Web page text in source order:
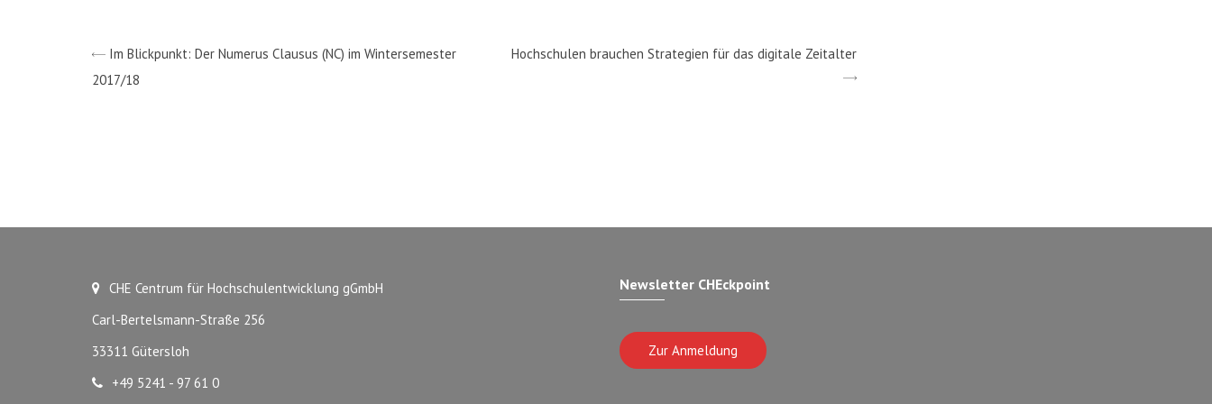
Im Blickpunkt: Der Numerus Clausus (NC) im Wintersemester
2017/18
Hochschulen brauchen Strategien für das digitale Zeitalter
CHE Centrum für Hochschulentwicklung gGmbH
Carl-Bertelsmann-Straße 256
33311 Gütersloh
+49 5241 - 97 61 0
Newsletter CHEckpoint
Zur Anmeldung